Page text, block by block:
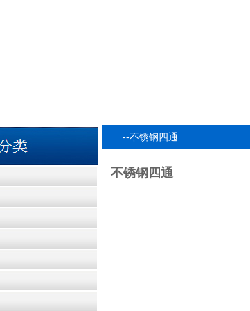
--不锈钢四通
不锈钢四通